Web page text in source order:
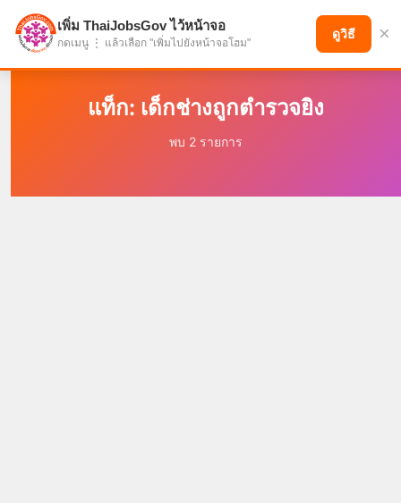
แบ่งปันโอกาส เพื่ออนาคตที่ก้าวหน้า
แท็ก: เด็กช่างถูกตำรวจยิง
พบ 2 รายการ
เพิ่ม ThaiJobsGov ไว้หน้าจอ
กดเมนู ⋮ แล้วเลือก "เพิ่มไปยังหน้าจอโฮม"
ดูวิธี ×